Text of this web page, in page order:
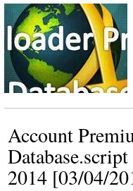
Account
2014 [03/04/